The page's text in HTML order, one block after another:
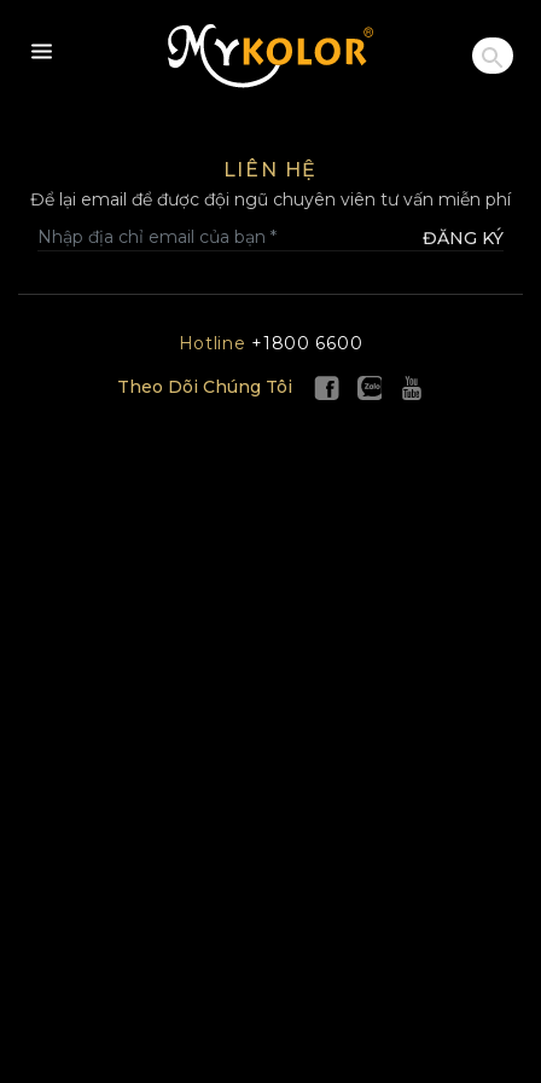
MYKOLOR
LIÊN HỆ
Để lại email để được đội ngũ chuyên viên tư vấn miễn phí
ĐĂNG KÝ
Hotline +1800 6600
Theo Dõi Chúng Tôi